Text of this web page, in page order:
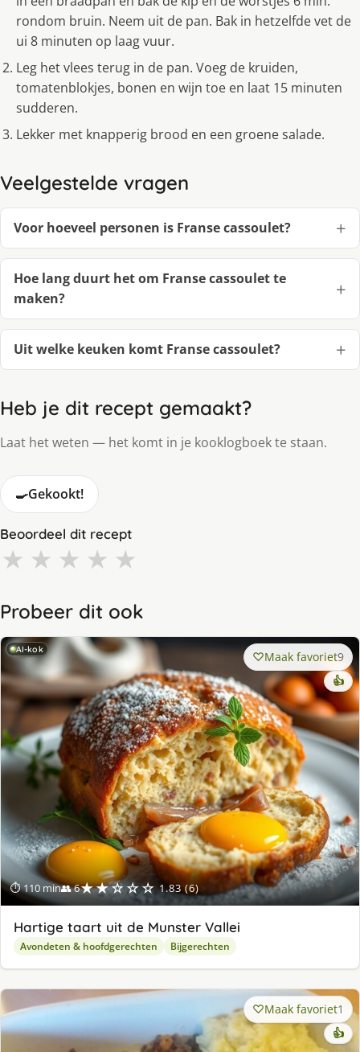
rondom bruin. Neem uit de pan. Bak in hetzelfde vet de
ui 8 minuten op laag vuur.
Leg het vlees terug in de pan. Voeg de kruiden,
tomatenblokjes, bonen en wijn toe en laat 15 minuten
sudderen.
Lekker met knapperig brood en een groene salade.
Veelgestelde vragen
Voor hoeveel personen is Franse cassoulet?
Hoe lang duurt het om Franse cassoulet te
maken?
Uit welke keuken komt Franse cassoulet?
Heb je dit recept gemaakt?
Laat het weten — het komt in je kooklogboek te staan.
🍳Gekookt!
Beoordeel dit recept
★ ★ ★ ★ ★
Probeer dit ook
AI-kok
⏱ 110 min👥 6★★☆☆☆ 1.83 (6)
Maak favoriet9
👍
Hartige taart uit de Munster Vallei
Avondeten & hoofdgerechten Bijgerechten
Maak favoriet1
👍